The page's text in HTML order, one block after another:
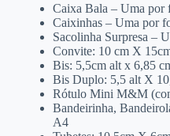
Caixa Bala – Uma por
Caixinhas – Uma por
Sacolinha Surpresa –
Convite: 10 cm X
Bis: 5,5cm alt x 6,85
Bis Duplo: 5,5 alt X
Rótulo Mini M&M
Bandeirinha,
A4